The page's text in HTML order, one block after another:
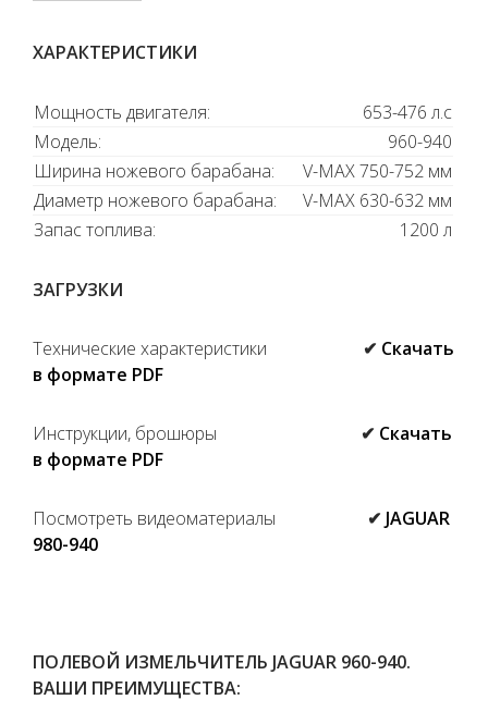
ХАРАКТЕРИСТИКИ
Мощность двигателя:
653-476 л.с
Модель:
960-940
Ширина ножевого барабана:
V-MAX 750-752 мм
Диаметр ножевого барабана:
V-MAX 630-632 мм
Запас топлива:
1200 л
ЗАГРУЗКИ
Технические характеристики ✔ Скачать
в формате PDF
Инструкции, брошюры ✔ Скачать
в формате PDF
Посмотреть видеоматериалы ✔ JAGUAR
980-940
ПОЛЕВОЙ ИЗМЕЛЬЧИТЕЛЬ JAGUAR 960-940.
ВАШИ ПРЕИМУЩЕСТВА: